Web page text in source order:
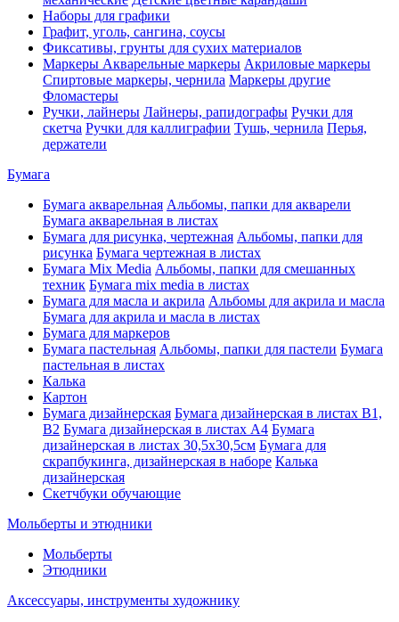
Наборы для графики
Графит, уголь, сангина, соусы
Фиксативы, грунты для сухих материалов
Маркеры Акварельные маркеры Акриловые маркеры
Спиртовые маркеры, чернила Маркеры другие
Фломастеры
Ручки, лайнеры Лайнеры, рапидографы Ручки для
скетча Ручки для каллиграфии Тушь, чернила Перья,
держатели
Бумага
Бумага акварельная Альбомы, папки для акварели
Бумага акварельная в листах
Бумага для рисунка, чертежная Альбомы, папки для
рисунка Бумага чертежная в листах
Бумага Mix Media Альбомы, папки для смешанных
техник Бумага mix media в листах
Бумага для масла и акрила Альбомы для акрила и масла
Бумага для акрила и масла в листах
Бумага для маркеров
Бумага пастельная Альбомы, папки для пастели Бумага
пастельная в листах
Калька
Картон
Бумага дизайнерская Бумага дизайнерская в листах В1,
В2 Бумага дизайнерская в листах А4 Бумага
дизайнерская в листах 30,5х30,5см Бумага для
скрапбукинга, дизайнерская в наборе Калька
дизайнерская
Скетчбуки обучающие
Мольберты и этюдники
Мольберты
Этюдники
Аксессуары, инструменты художнику